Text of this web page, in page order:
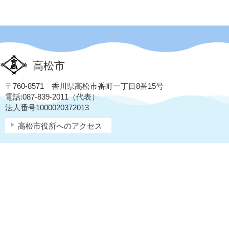
高松市
〒760-8571 香川県高松市番町一丁目8番15号
電話:087-839-2011（代表）
法人番号1000020372013
高松市役所へのアクセス